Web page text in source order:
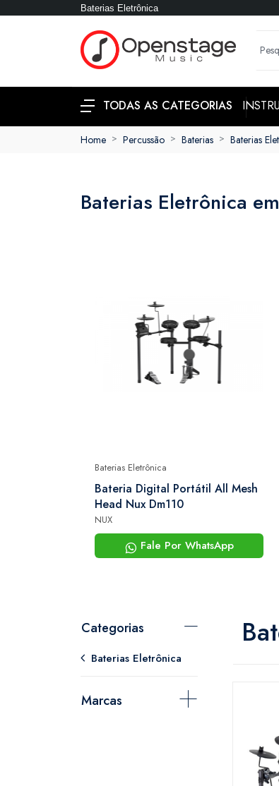
Baterias Eletrônica
TODAS AS CATEGORIAS
Home Percussão Baterias Baterias
Baterias Eletrônica
Baterias Eletrônica
Bateria Digital Portátil All Mesh
Head Nux Dm110
NUX
Fale Por WhatsApp
Categorias
Baterias Eletrônica
Marcas